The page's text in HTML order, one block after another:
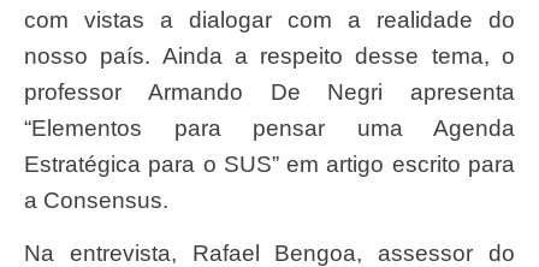
com vistas a dialogar com a realidade do
nosso país. Ainda a respeito desse tema, o
professor Armando De Negri apresenta
“Elementos para pensar uma Agenda
Estratégica para o SUS” em artigo escrito para
a Consensus.
Na entrevista, Rafael Bengoa, assessor do